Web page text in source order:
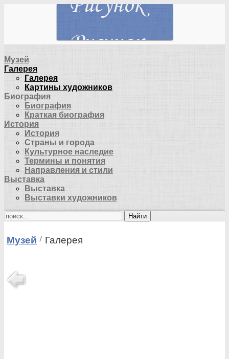
Музей
Галерея
Галерея
Картины художников
Биография
Биография
Краткая биография
История
История
Страны и города
Культурное наследие
Термины и понятия
Направления и стили
Выставка
Выставка
Выставки художников
Найти
Музей Галерея